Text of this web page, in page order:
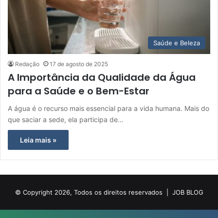
Saúde e Beleza
Redação 17 de agosto de 2025
A Importância da Qualidade da Água
para a Saúde e o Bem-Estar
A água é o recurso mais essencial para a vida humana. Mais do
que saciar a sede, ela participa de…
Leia mais »
© Copyright 2026, Todos os direitos reservados | JOB BLOG